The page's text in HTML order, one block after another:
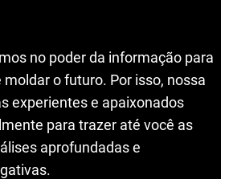
no poder da informação para
o futuro. Por isso, nossa
experientes e apaixonados
para trazer até você as
aprofundadas e